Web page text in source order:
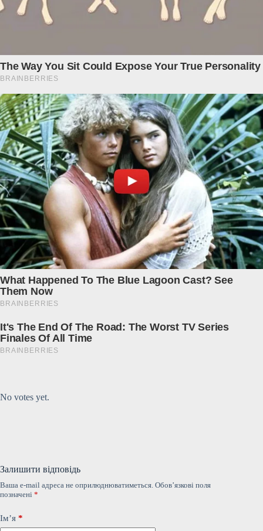
No votes yet.
Залишити відповідь
Ваша e-mail адреса не оприлюднюватиметься. Обов’язкові поля
позначені *
Ім’я *